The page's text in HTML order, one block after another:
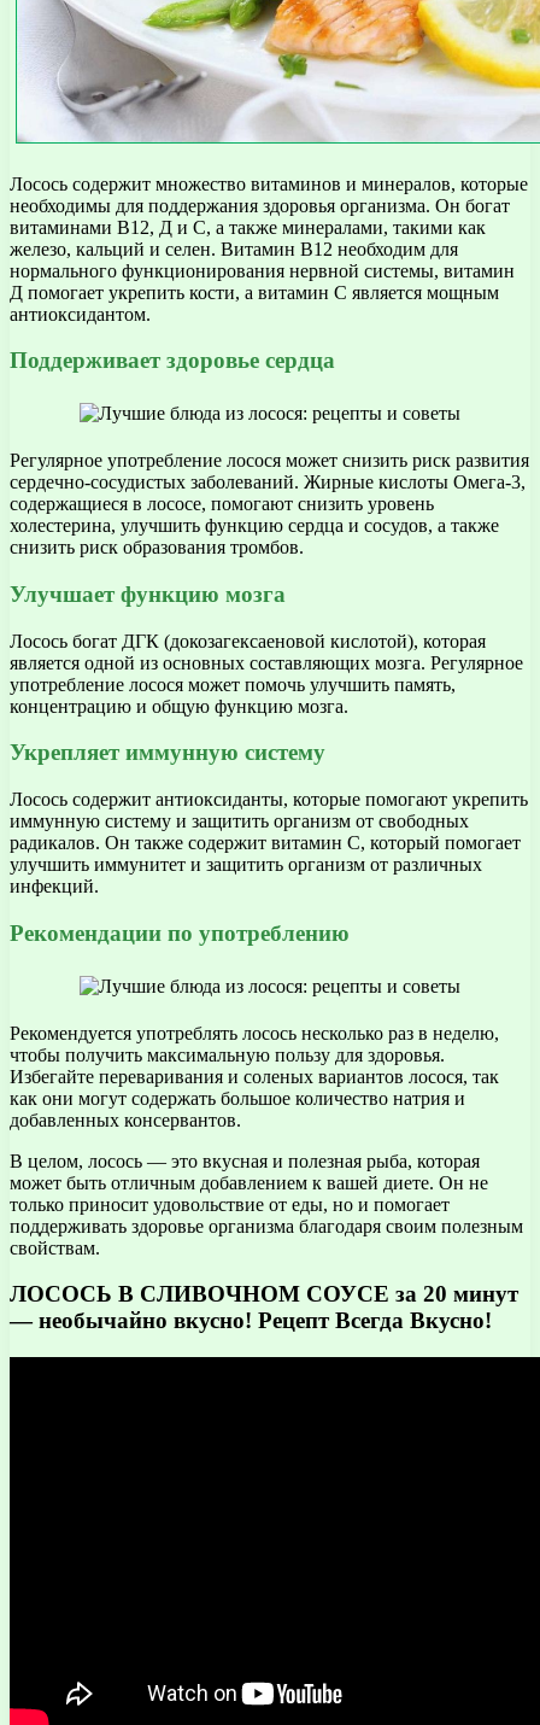
Лосось содержит множество витаминов и минералов, которые
необходимы для поддержания здоровья организма. Он богат
витаминами В12, Д и С, а также минералами, такими как
железо, кальций и селен. Витамин В12 необходим для
нормального функционирования нервной системы, витамин
Д помогает укрепить кости, а витамин С является мощным
антиоксидантом.
Поддерживает здоровье сердца
Регулярное употребление лосося может снизить риск развития
сердечно-сосудистых заболеваний. Жирные кислоты Омега-3,
содержащиеся в лососе, помогают снизить уровень
холестерина, улучшить функцию сердца и сосудов, а также
снизить риск образования тромбов.
Улучшает функцию мозга
Лосось богат ДГК (докозагексаеновой кислотой), которая
является одной из основных составляющих мозга. Регулярное
употребление лосося может помочь улучшить память,
концентрацию и общую функцию мозга.
Укрепляет иммунную систему
Лосось содержит антиоксиданты, которые помогают укрепить
иммунную систему и защитить организм от свободных
радикалов. Он также содержит витамин С, который помогает
улучшить иммунитет и защитить организм от различных
инфекций.
Рекомендации по употреблению
Рекомендуется употреблять лосось несколько раз в неделю,
чтобы получить максимальную пользу для здоровья.
Избегайте переваривания и соленых вариантов лосося, так
как они могут содержать большое количество натрия и
добавленных консервантов.
В целом, лосось — это вкусная и полезная рыба, которая
может быть отличным добавлением к вашей диете. Он не
только приносит удовольствие от еды, но и помогает
поддерживать здоровье организма благодаря своим полезным
свойствам.
ЛОСОСЬ В СЛИВОЧНОМ СОУСЕ за 20 минут
— необычайно вкусно! Рецепт Всегда Вкусно!